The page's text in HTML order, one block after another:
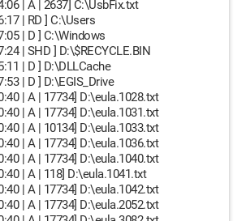
| A | 2637] C:\UsbFix.txt
| RD ] C:\Users
| D ] C:\Windows
| SHD ] D:\$RECYCLE.BIN
| D ] D:\DLLCache
| D ] D:\EGIS_Drive
| A | 17734] D:\eula.1028.txt
| A | 17734] D:\eula.1031.txt
| A | 10134] D:\eula.1033.txt
| A | 17734] D:\eula.1036.txt
| A | 17734] D:\eula.1040.txt
| A | 118] D:\eula.1041.txt
| A | 17734] D:\eula.1042.txt
| A | 17734] D:\eula.2052.txt